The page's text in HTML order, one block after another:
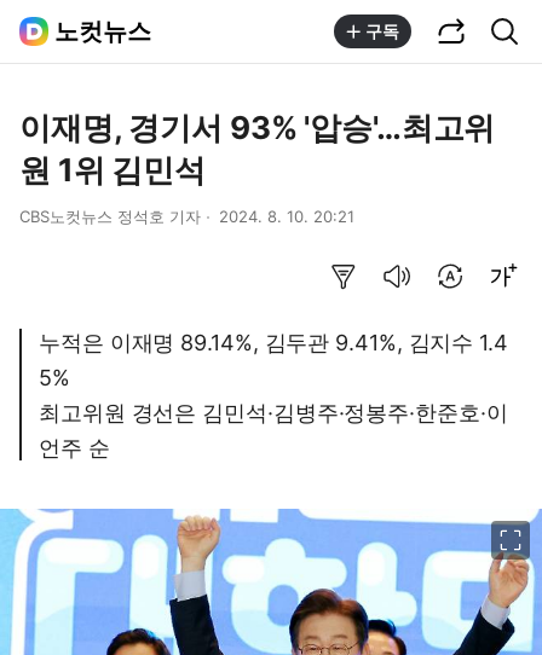
노컷뉴스 구독
이재명, 경기서 93% '압승'…최고위
원 1위 김민석
CBS노컷뉴스 정석호 기자 2024. 8. 10. 20:21
누적은 이재명 89.14%, 김두관 9.41%, 김지수 1.4
5%
최고위원 경선은 김민석·김병주·정봉주·한준호·이
언주 순